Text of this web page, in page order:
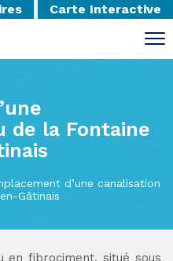
Carte Interactive
de la Fontaine
d’une canalisation
Gâtinais
en fibrociment, situé sous